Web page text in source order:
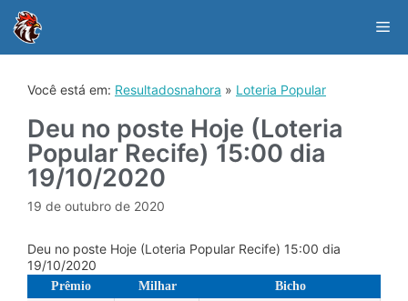
content
Você está em: Resultadosnahora » Loteria Popular
Deu no poste Hoje (Loteria
Popular Recife) 15:00 dia
19/10/2020
19 de outubro de 2020
Deu no poste Hoje (Loteria Popular Recife) 15:00 dia
19/10/2020
Prêmio Milhar Bicho